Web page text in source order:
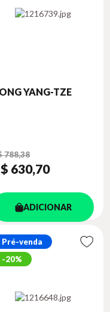
YANG-TZE
788,38
630,70
ADICIONAR
Pré-venda
20%